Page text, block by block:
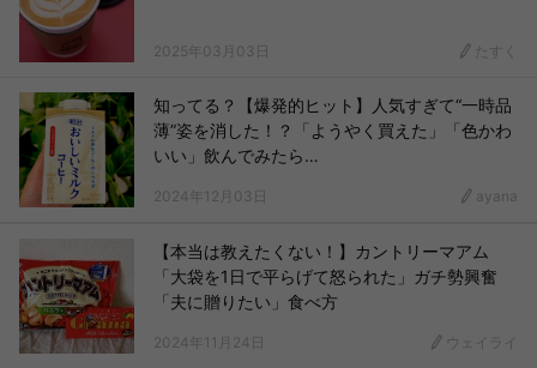
2025年03月03日 たすく
知ってる？【爆発的ヒット】人気すぎて“一時品
薄”姿を消した！？「ようやく買えた」「色かわ
いい」飲んでみたら…
2024年12月03日 ayana
【本当は教えたくない！】カントリーマアム
「大袋を1日で平らげて怒られた」ガチ勢興奮
「夫に贈りたい」食べ方
2024年11月24日 ウェイライ